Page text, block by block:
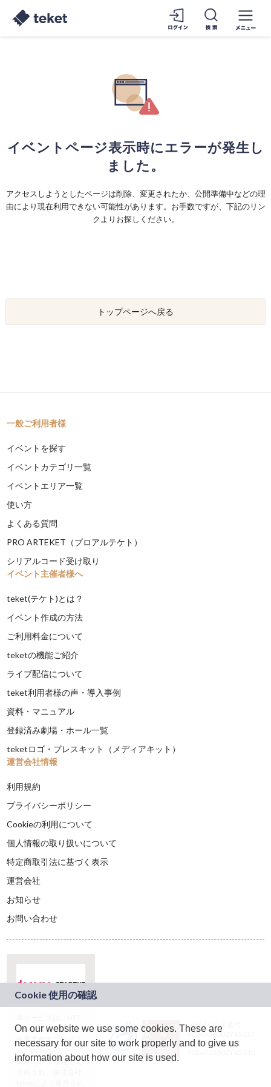
イベントページ表示時にエラーが発生し
ました。
アクセスしようとしたページは削除、変更されたか、公開準備中などの理
由により現在利用できない可能性があります。お手数ですが、下記のリン
クよりお探しください。
トップページへ戻る
一般ご利用者様
イベントを探す
イベントカテゴリ一覧
イベントエリア一覧
使い方
よくある質問
PRO ARTEKET（プロアルテケト）
シリアルコード受け取り
イベント主催者様へ
teket(テケト)とは？
イベント作成の方法
ご利用料金について
teketの機能ご紹介
ライブ配信について
teket利用者様の声・導入事例
資料・マニュアル
登録済み劇場・ホール一覧
teketロゴ・プレスキット（メディアキット）
運営会社情報
利用規約
プライバシーポリシー
Cookieの利用について
個人情報の取り扱いについて
特定商取引法に基づく表示
運営会社
お知らせ
お問い合わせ
ドコモグループの新
規事業創出プログラ
ム「docomo
STARTUP」を通じて
JASRAC許諾番号：
9024936001Y45037
JASRAC許諾番号：
On our website we use some cookies. These are
necessary for our site to work properly and to give us
information about how our site is used.